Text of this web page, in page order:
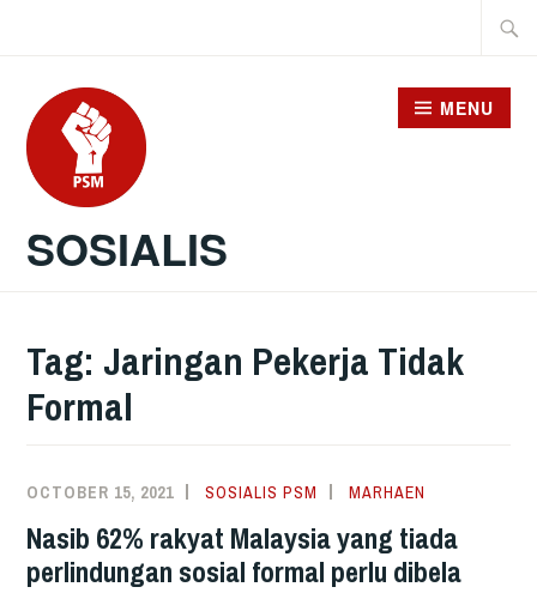
content
SOSIALIS
MENU
Tag: Jaringan Pekerja Tidak
Formal
OCTOBER 15, 2021 SOSIALIS PSM MARHAEN
Nasib 62% rakyat Malaysia yang tiada
perlindungan sosial formal perlu dibela